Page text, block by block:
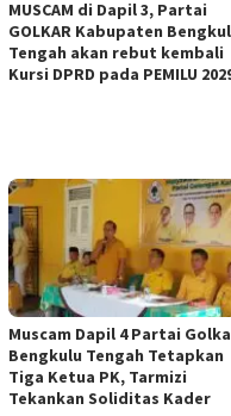
MUSCAM di Dapil 3, Partai
GOLKAR Kabupaten Bengkulu
Tengah akan rebut kembali
Muscam Dapil 4 Partai Golkar
Bengkulu Tengah Tetapkan
Tiga Ketua PK, Tarmizi